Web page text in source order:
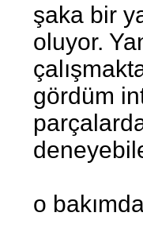
şaka bir
oluyor.
gördüm
o